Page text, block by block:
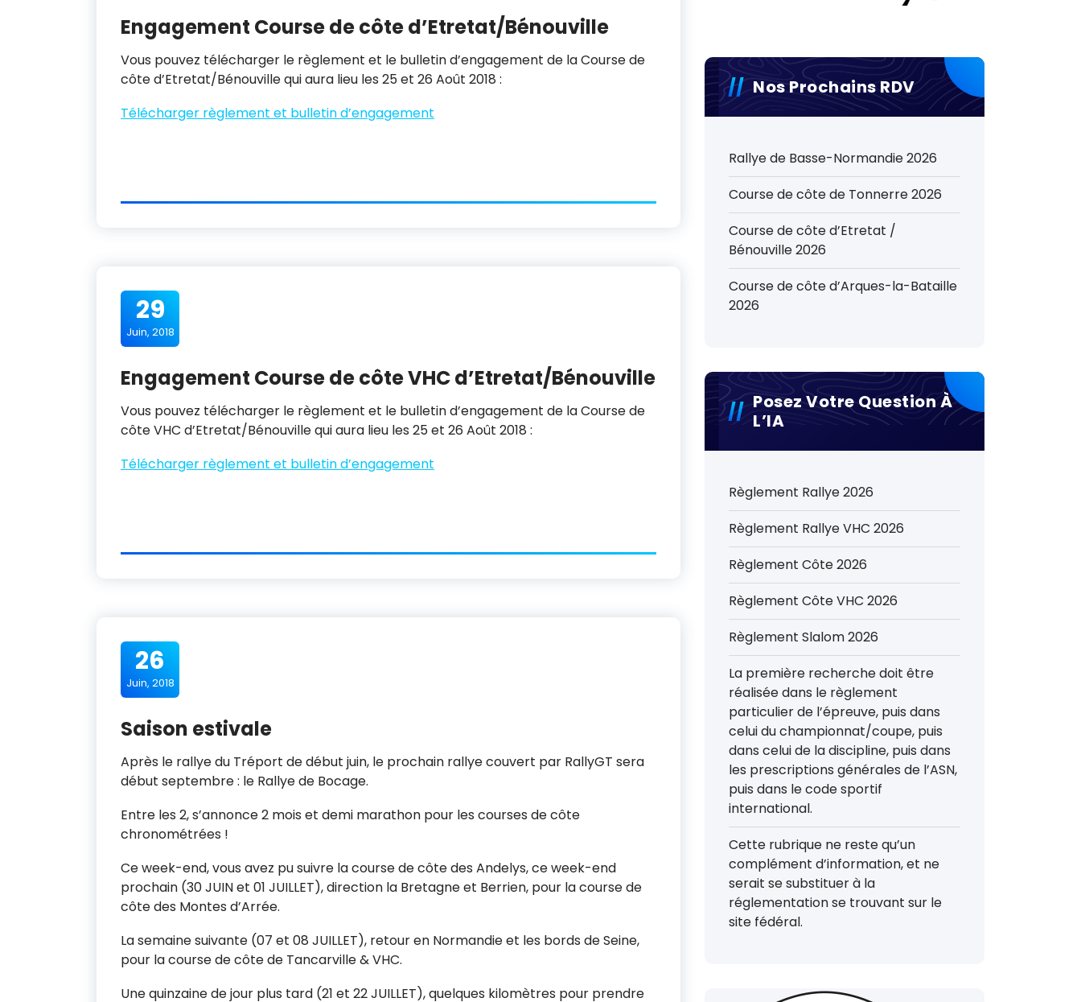
Engagement Course de côte d’Etretat/Bénouville
Vous pouvez télécharger le règlement et le bulletin d’engagement de la Course de
côte d’Etretat/Bénouville qui aura lieu les 25 et 26 Août 2018 :
Télécharger règlement et bulletin d’engagement
29
Juin, 2018
Engagement Course de côte VHC d’Etretat/Bénouville
Vous pouvez télécharger le règlement et le bulletin d’engagement de la Course de
côte VHC d’Etretat/Bénouville qui aura lieu les 25 et 26 Août 2018 :
Télécharger règlement et bulletin d’engagement
26
Juin, 2018
Saison estivale
Après le rallye du Tréport de début juin, le prochain rallye couvert par RallyGT sera
début septembre : le Rallye de Bocage.
Entre les 2, s’annonce 2 mois et demi marathon pour les courses de côte
chronométrées !
Ce week-end, vous avez pu suivre la course de côte des Andelys, ce week-end
prochain (30 JUIN et 01 JUILLET), direction la Bretagne et Berrien, pour la course de
côte des Montes d’Arrée.
La semaine suivante (07 et 08 JUILLET), retour en Normandie et les bords de Seine,
pour la course de côte de Tancarville & VHC.
Une quinzaine de jour plus tard (21 et 22 JUILLET), quelques kilomètres pour prendre
Nos Prochains RDV
Rallye de Basse-Normandie 2026
Course de côte de Tonnerre 2026
Course de côte d’Etretat /
Bénouville 2026
Course de côte d’Arques-la-Bataille
2026
Posez Votre Question À
L’IA
Règlement Rallye 2026
Règlement Rallye VHC 2026
Règlement Côte 2026
Règlement Côte VHC 2026
Règlement Slalom 2026
La première recherche doit être
réalisée dans le règlement
particulier de l’épreuve, puis dans
celui du championnat/coupe, puis
dans celui de la discipline, puis dans
les prescriptions générales de l’ASN,
puis dans le code sportif
international.
Cette rubrique ne reste qu’un
complément d’information, et ne
serait se substituer à la
réglementation se trouvant sur le
site fédéral.